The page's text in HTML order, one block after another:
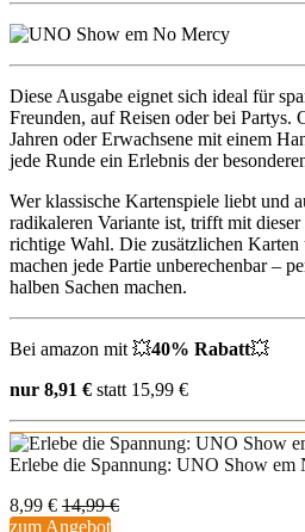
Diese Ausgabe eignet sich ideal für
Freunden, auf Reisen oder bei Partys.
Jahren oder Erwachsene mit einem
jede Runde ein Erlebnis der
Wer klassische Kartenspiele liebt und
radikaleren Variante ist, trifft mit
richtige Wahl. Die zusätzlichen Karten
machen jede Partie unberechenbar –
halben Sachen machen.
Bei amazon mit 💥40% Rabatt💥
nur 8,91 € statt 15,99 €
Erlebe die Spannung: UNO Show em
8,99 € 14,99 €
zum Angebot